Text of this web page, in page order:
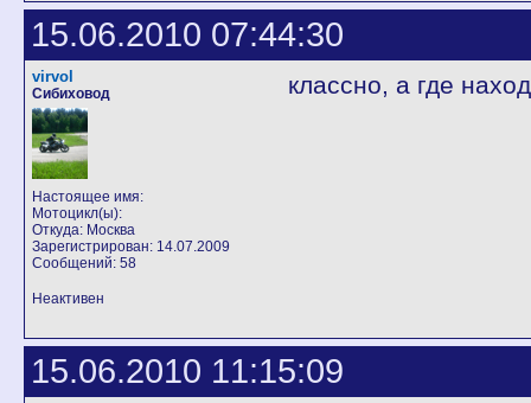
15.06.2010 07:44:30
virvol
Сибиховод
Настоящее имя:
Мотоцикл(ы):
Откуда: Москва
Зарегистрирован: 14.07.2009
Сообщений: 58
классно, а где
Неактивен
15.06.2010 11:15:09